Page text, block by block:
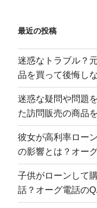
最近の投稿
迷惑なトラブル？
品を買って後悔し
迷惑な疑問や問題
た訪問販売の商品
彼女が高利率ロー
の影響とは？オー
子供がローンして
話？オーグ電話の